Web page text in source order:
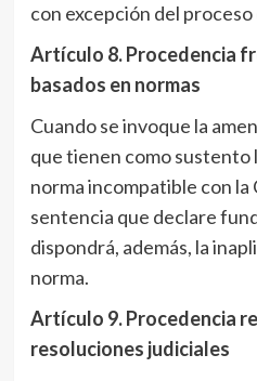
con excepción del
Artículo 8. Procedencia
basados en normas
Cuando se invoque la
que tienen como sustento
norma incompatible con la
sentencia que declare
dispondrá, además, la
norma.
Artículo 9. Procedencia
resoluciones judiciales